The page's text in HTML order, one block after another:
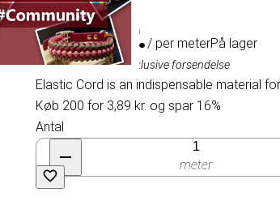
4,64 kr./ per meterPå lager
Inklusive moms, eksklusive forsendelse
Elastic Cord is an indispensable material
Køb 200 for 3,89 kr. og spar 16%
Antal
meter